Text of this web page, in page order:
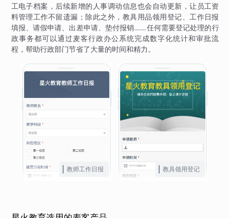
工电子档案，后续新增的人事调动信息也会自动更新，让员工资
料管理工作不留遗漏；除此之外，教具用品领用登记、工作日报
填报、请假申请、出差申请、垫付报销……任何需要登记处理的行
政事务都可以通过麦客行政办公系统完成数字化统计和审批流
程，帮助行政部门节省了大量的时间和精力。
教师工作日报 教具领用登记